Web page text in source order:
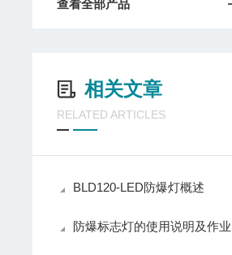
查看全部产品
相关文章
RELATED ARTICLES
BLD120-LED防爆灯概述
防爆标志灯的使用说明及作业条件说明